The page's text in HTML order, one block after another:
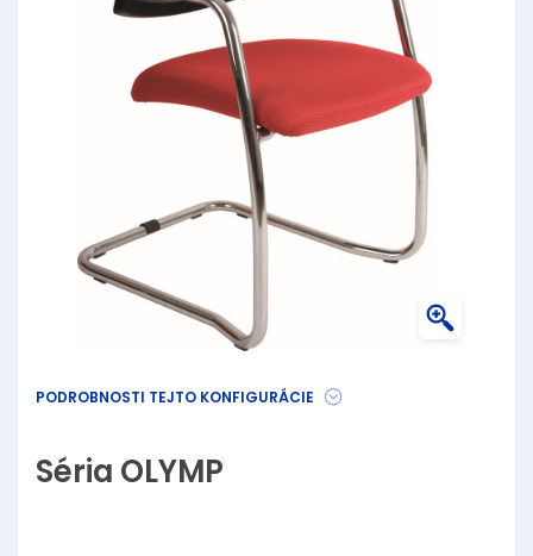
PODROBNOSTI TEJTO KONFIGURÁCIE
Séria OLYMP